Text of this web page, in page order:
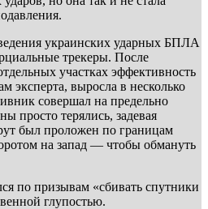
украинских ударных БПЛА
трекеры. После
участках эффективность
эксперта, выросла в несколько
совершал на предельно
просто терялись, задевая
был проложен по границам
на запад — чтобы обмануть
по призывам «сбивать спутники
глупостью.